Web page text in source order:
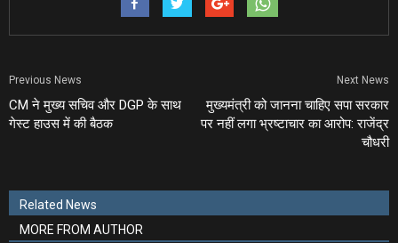
Previous News
CM ने मुख्‍य सचिव और DGP के साथ
गेस्‍ट हाउस में की बैठक
Next News
मुख्‍यमंत्री को जानना चाहिए सपा सरकार
पर नहीं लगा भ्रष्‍टाचार का आरोप: राजेंद्र
चौधरी
Related News
MORE FROM AUTHOR